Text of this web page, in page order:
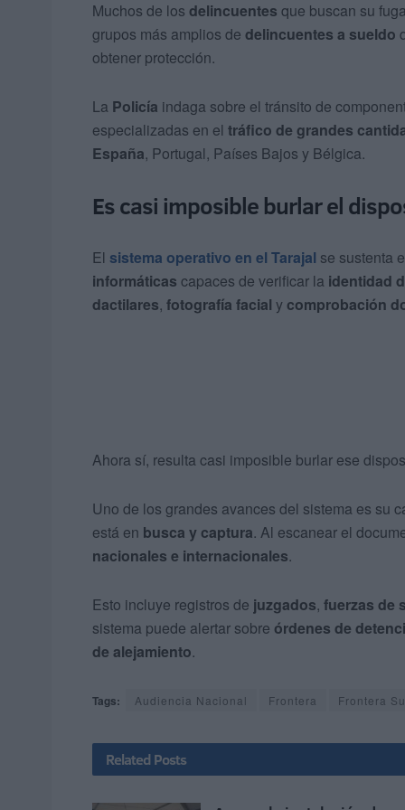
Muchos de los delincuentes que buscan su
grupos más amplios de delincuentes a sueldo
obtener protección.
La Policía indaga sobre el tránsito de
especializadas en el tráfico de grandes
España, Portugal, Países Bajos y Bélgica.
Es casi imposible burlar el
El sistema operativo en el Tarajal se sustenta
informáticas capaces de verificar la identidad
dactilares, fotografía facial y comprobación
Ahora sí, resulta casi imposible burlar ese
Uno de los grandes avances del sistema es su
está en busca y captura. Al escanear el
nacionales e internacionales.
Esto incluye registros de juzgados, fuerzas de
sistema puede alertar sobre órdenes de
de alejamiento.
Tags: Audiencia Nacional Frontera Frontera
Related Posts